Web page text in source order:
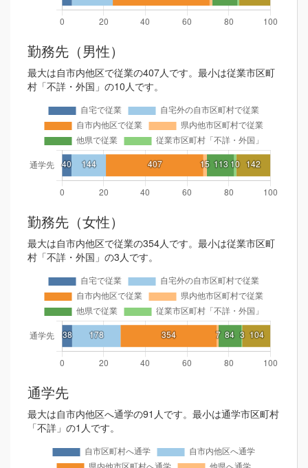
勤務先（男性）
最大は自市内他区で従業の407人です。最小は従業市区町
村「不詳・外国」の10人です。
勤務先（女性）
最大は自市内他区で従業の354人です。最小は従業市区町
村「不詳・外国」の3人です。
通学先
最大は自市内他区へ通学の91人です。最小は通学市区町村
「不詳」の1人です。